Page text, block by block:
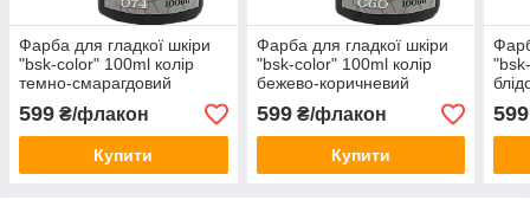
Фарба для гладкої шкіри
"bsk-color" 100ml колір
темно-смарагдовий
599 ₴/флакон
Купити
Фарба для гладкої шкіри
"bsk-color" 100ml колір
бежево-коричневий
599₴/флакон
Купити
599